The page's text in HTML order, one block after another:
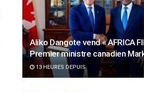
Aliko Dangote vend « AFRICA
Premier ministre canadien
13 HEURES DEPUIS